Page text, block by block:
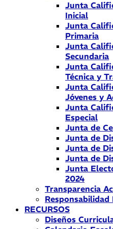
Junta
Inicial
Junta
Primaria
Junta
Secundaria
Junta
Técnica y
Junta
Jóvenes y
Junta
Especial
Junta de
Junta de
Junta de
Junta de
Junta
2024
Transparencia
Responsabilidad
RECURSOS
Diseños